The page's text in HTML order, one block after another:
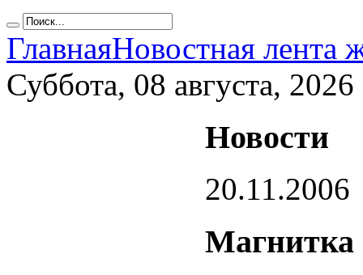
ГлавнаяНовостная лента
Суббота, 08 августа, 2026
Новости
20.11.2006
Магнитка